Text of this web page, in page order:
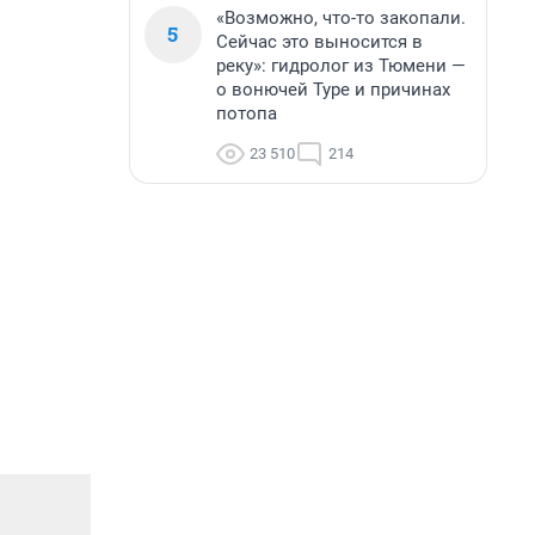
5
«Возможно, что-то закопали.
Сейчас это выносится в
реку»: гидролог из Тюмени —
о вонючей Туре и причинах
потопа
23 510 214